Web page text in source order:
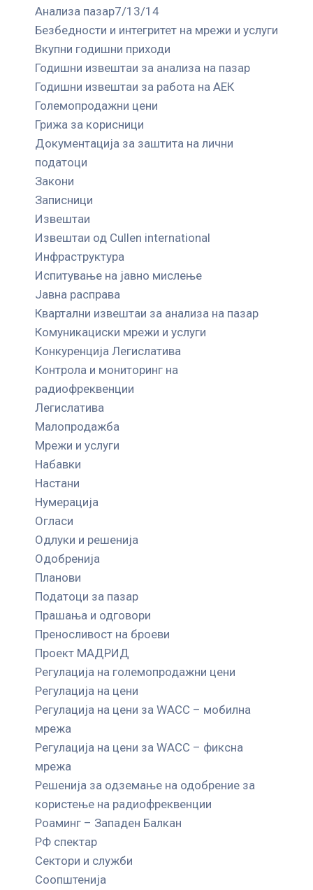
Анализа пазар7/13/14
Безбедности и интегритет на мрежи и услуги
Вкупни годишни приходи
Годишни извештаи за анализа на пазар
Годишни извештаи за работа на АЕК
Големопродажни цени
Грижа за корисници
Документација за заштита на лични
податоци
Закони
Записници
Извештаи
Извештаи од Cullen international
Инфраструктура
Испитување на јавно мислење
Јавна расправа
Квартални извештаи за анализа на пазар
Комуникациски мрежи и услуги
Конкуренција Легислатива
Контрола и мониторинг на
радиофреквенции
Легислатива
Малопродажба
Мрежи и услуги
Набавки
Настани
Нумерација
Огласи
Одлуки и решенија
Одобренија
Планови
Податоци за пазар
Прашања и одговори
Преносливост на броеви
Проект МАДРИД
Регулација на големопродажни цени
Регулација на цени
Регулација на цени за WACC – мобилна
мрежа
Регулација на цени за WACC – фиксна
мрежа
Решенија за одземање на одобрение за
користење на радиофреквенции
Роаминг – Западен Балкан
РФ спектар
Сектори и служби
Соопштенија